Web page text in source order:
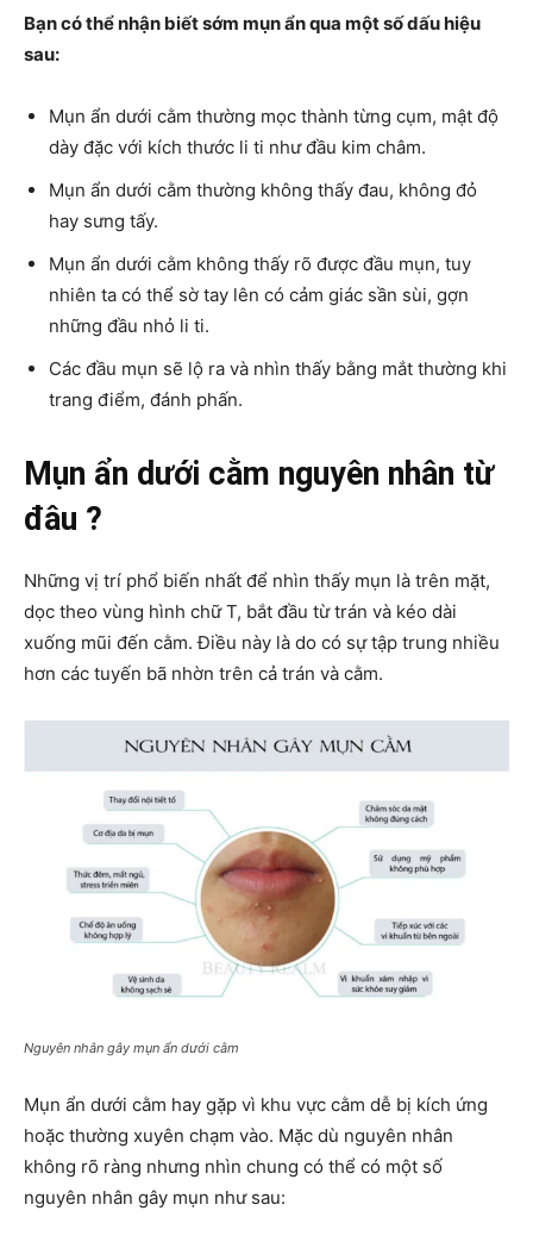
Bạn có thể nhận biết sớm mụn ẩn qua một số dấu hiệu
sau:
Mụn ẩn dưới cằm thường mọc thành từng cụm, mật độ
dày đặc với kích thước li ti như đầu kim châm.
Mụn ẩn dưới cằm thường không thấy đau, không đỏ
hay sưng tấy.
Mụn ẩn dưới cằm không thấy rõ được đầu mụn, tuy
nhiên ta có thể sờ tay lên có cảm giác sần sùi, gợn
những đầu nhỏ li ti.
Các đầu mụn sẽ lộ ra và nhìn thấy bằng mắt thường khi
trang điểm, đánh phấn.
Mụn ẩn dưới cằm nguyên nhân từ
đâu ?
Những vị trí phổ biến nhất để nhìn thấy mụn là trên mặt,
dọc theo vùng hình chữ T, bắt đầu từ trán và kéo dài
xuống mũi đến cằm. Điều này là do có sự tập trung nhiều
hơn các tuyến bã nhờn trên cả trán và cằm.
Nguyên nhân gây mụn ẩn dưới cằm
Mụn ẩn dưới cằm hay gặp vì khu vực cằm dễ bị kích ứng
hoặc thường xuyên chạm vào. Mặc dù nguyên nhân
không rõ ràng nhưng nhìn chung có thể có một số
nguyên nhân gây mụn như sau: